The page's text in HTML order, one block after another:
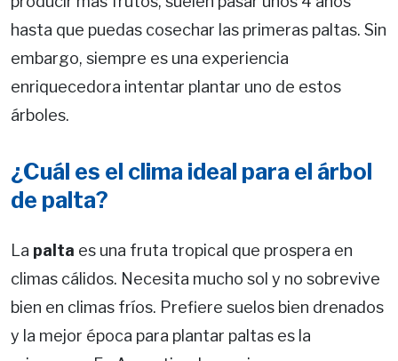
hasta que puedas cosechar las primeras paltas. Sin
embargo, siempre es una experiencia
enriquecedora intentar plantar uno de estos
árboles.
¿Cuál es el clima ideal para el árbol
de palta?
La palta es una fruta tropical que prospera en
climas cálidos. Necesita mucho sol y no sobrevive
bien en climas fríos. Prefiere suelos bien drenados
y la mejor época para plantar paltas es la